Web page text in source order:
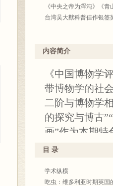
《中央之帝为浑沌》《
台湾吴大猷科普佳作银签
内容简介
《中国博物学
带博物学的社
二阶与博物学
的探究与博古
画”作为本期特
作者简介：
目 录
学术纵横
吃虫：维多利亚时期英